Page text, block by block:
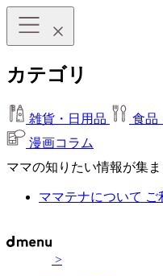
カテゴリ
雑貨・日用品 食品
漫画コラム
ママの知りたい情報が集
ママテナについて ご
>